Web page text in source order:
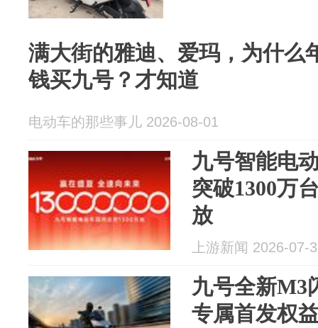
满大街的雅迪、爱玛，为什么
钱买九号？才知道
电动车的那些事儿 2026-08-01
九号智能电
突破1300万
放
上游新闻 2026-07-
九号全新M3
专属首发权